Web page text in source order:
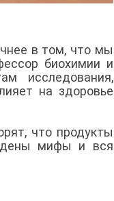
в том, что мы
биохимии и
исследования,
на здоровье
что продукты
мифы и вся